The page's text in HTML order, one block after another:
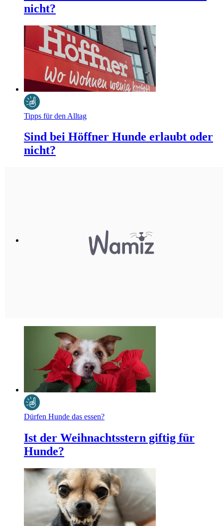
nicht?
Tipps für den Alltag
Sind bei Höffner Hunde erlaubt oder
nicht?
Dürfen Hunde das essen?
Ist der Weihnachtsstern giftig für
Hunde?